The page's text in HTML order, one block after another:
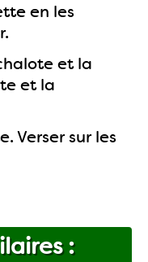
en les
et la
et la
Verser sur les
: